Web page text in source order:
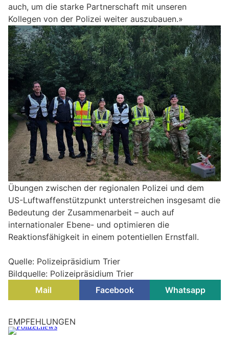
auch, um die starke Partnerschaft mit unseren
Kollegen von der Polizei weiter auszubauen.»
Übungen zwischen der regionalen Polizei und dem
US-Luftwaffenstützpunkt unterstreichen insgesamt die
Bedeutung der Zusammenarbeit – auch auf
internationaler Ebene- und optimieren die
Reaktionsfähigkeit in einem potentiellen Ernstfall.
Quelle: Polizeipräsidium Trier
Bildquelle: Polizeipräsidium Trier
Mail
Facebook Whatsapp
Buchholz, RLP: Wind facht Flächenbrand an –